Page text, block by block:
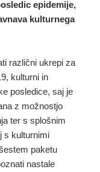
epidemije,
kulturnega
različni ukrepi za
kulturni in
posledice, saj je
z možnostjo
ter s splošnim
s kulturnimi
paketu
nastale